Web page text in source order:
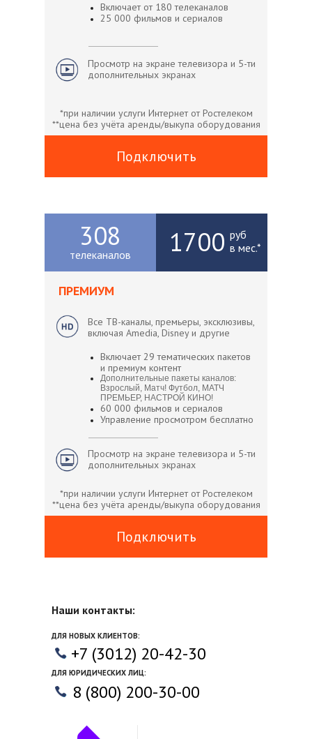
Подключить
Просмотр на экране телевизора и 5-ти
дополнительных экранах
Наши контакты:
Просмотр на экране телевизора и 5-ти
дополнительных экранах
Включает от 180 телеканалов
25 000 фильмов и сериалов
308
*при наличии услуги Интернет от Ростелеком
**цена без учёта аренды/выкупа оборудования
1700
ПРЕМИУМ
Все ТВ-каналы, премьеры, эксклюзивы,
включая Amedia, Disney и другие
Включает 29 тематических пакетов
и премиум контент
Дополнительные пакеты каналов:
Взрослый, Матч! Футбол, МАТЧ
ПРЕМЬЕР, НАСТРОЙ КИНО!
60 000 фильмов и сериалов
Управление просмотром бесплатно
руб
в мес.*
ДЛЯ НОВЫХ КЛИЕНТОВ:
8 (800) 200-30-00
ДЛЯ ЮРИДИЧЕСКИХ ЛИЦ:
+7 (3012) 20-42-30
телеканалов
*при наличии услуги Интернет от Ростелеком
**цена без учёта аренды/выкупа оборудования
Подключить